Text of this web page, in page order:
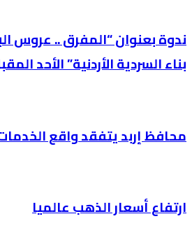
ندوة بعنوان “المفرق .. عروس
بناء السردية الأردنية” الأحد
محافظ إربد يتفقد واقع
ارتفاع أسعار الذهب عالميا